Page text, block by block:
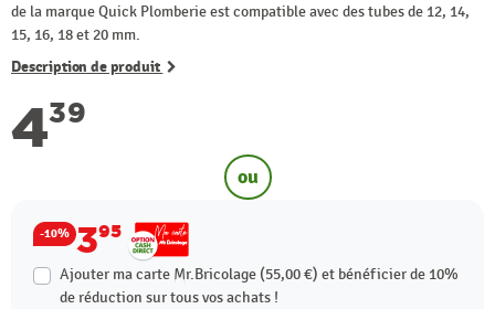
de la marque Quick Plomberie est compatible avec des tubes de 12, 14,
15, 16, 18 et 20 mm.
Description de produit
439
ou
-10% 395
Ajouter ma carte Mr.Bricolage (55,00 €) et bénéficier de 10%
de réduction sur tous vos achats !